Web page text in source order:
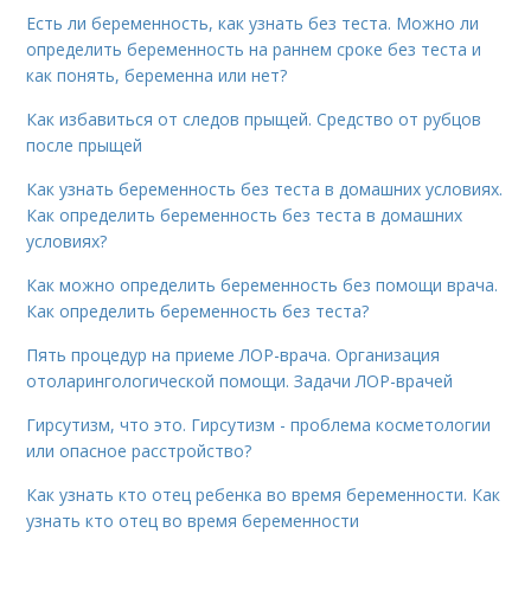
Есть ли беременность, как узнать без теста. Можно ли
определить беременность на раннем сроке без теста и
как понять, беременна или нет?
Как избавиться от следов прыщей. Средство от рубцов
после прыщей
Как узнать беременность без теста в домашних условиях.
Как определить беременность без теста в домашних
условиях?
Как можно определить беременность без помощи врача.
Как определить беременность без теста?
Пять процедур на приеме ЛОР-врача. Организация
отоларингологической помощи. Задачи ЛОР-врачей
Гирсутизм, что это. Гирсутизм - проблема косметологии
или опасное расстройство?
Как узнать кто отец ребенка во время беременности. Как
узнать кто отец во время беременности